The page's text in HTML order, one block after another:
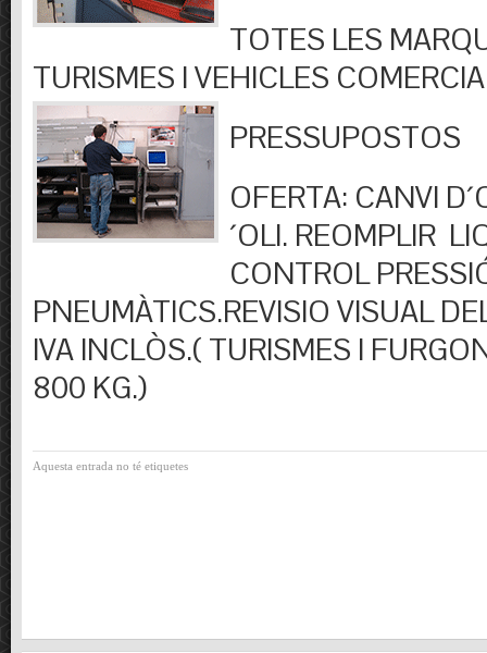
TOTES LES
TURISMES I VEHICLES
PRESSUPOSTOS
OFERTA: CANVI
´OLI. REOMPLIR
CONTROL
PNEUMÀTICS.REVISIO VISUAL
IVA INCLÒS.( TURISMES I
800 KG.)
Aquesta entrada no té etiquetes